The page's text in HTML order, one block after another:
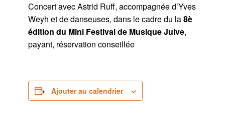
Concert avec Astrid Ruff, accompagnée d’Yves
Weyh et de danseuses, dans le cadre du la8è
édition du Mini Festival de Musique Juive,
payant, réservation conseillée
Ajouter au calendrier